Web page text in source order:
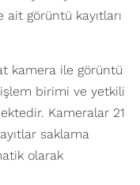
görüntü kayıtları
kamera ile görüntü
işlem birimi ve yetkili
Kameralar 21
saklama
olarak